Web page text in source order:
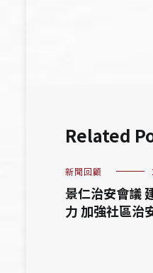
Related
新聞回顧
景仁治安會議
力 加強社區治